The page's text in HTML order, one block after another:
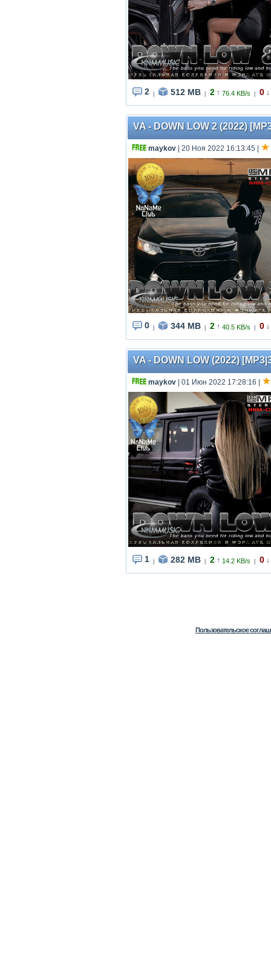
2 512 MB 2 ↑ 76.4 KB/s 0 ↓
VA - DOWN LOW 2 (2022)
maykov | 20 Ноя 2022 16:13:45
0 344 MB 2 ↑ 40.5 KB/s 0 ↓
VA - DOWN LOW (2022)
maykov | 01 Июн 2022 17:28:16
1 282 MB 2 ↑ 14.2 KB/s 0 ↓
Пользовательское